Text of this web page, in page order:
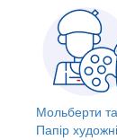
Мольберти
Папір